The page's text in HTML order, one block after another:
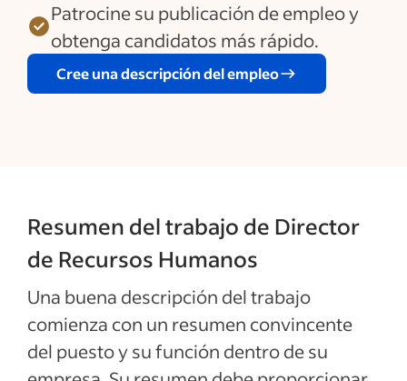
Patrocine su publicación de empleo y
obtenga candidatos más rápido.
Cree una descripción del empleo
Resumen del trabajo de Director
de Recursos Humanos
Una buena descripción del trabajo
comienza con un resumen convincente
del puesto y su función dentro de su